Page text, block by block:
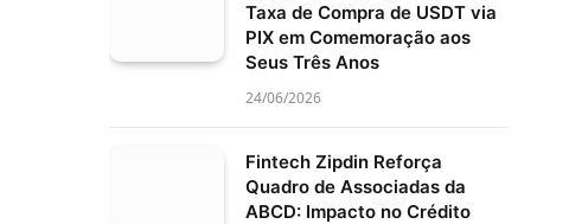
Taxa de Compra de USDT via
PIX em Comemoração aos
Seus Três Anos
24/06/2026
Fintech Zipdin Reforça
Quadro de Associadas da
ABCD: Impacto no Crédito